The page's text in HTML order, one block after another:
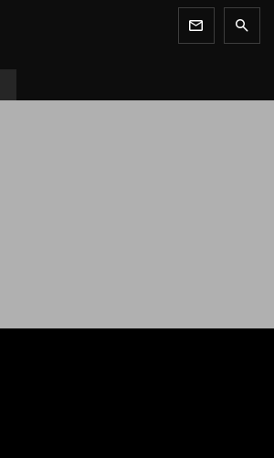
newsletter search